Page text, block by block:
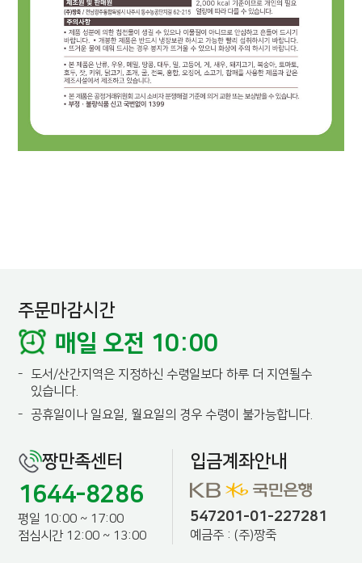
주문마감시간
매일 오전 10:00
-
도서/산간지역은 지정하신 수령일보다 하루 더 지연될수
있습니다.
-
공휴일이나 일요일, 월요일의 경우 수령이 불가능합니다.
짱만족센터
1644-8286
평일 10:00 ~ 17:00
점심시간 12:00 ~ 13:00
입금계좌안내
547201-01-227281
예금주 : (주)짱죽